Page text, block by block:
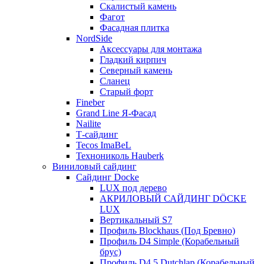
Скалистый камень
Фагот
Фасадная плитка
NordSide
Аксессуары для монтажа
Гладкий кирпич
Северный камень
Сланец
Старый форт
Fineber
Grand Line Я-Фасад
Nailite
Т-сайдинг
Tecos ImaBeL
Технониколь Hauberk
Виниловый сайдинг
Сайдинг Docke
LUX под дерево
АКРИЛОВЫЙ САЙДИНГ DÖCKE
LUX
Вертикальный S7
Профиль Blockhaus (Под Бревно)
Профиль D4 Simple (Корабельный
брус)